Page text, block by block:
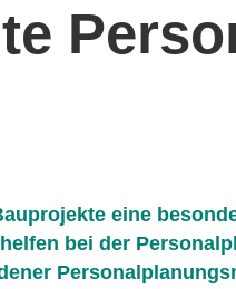
eine
bei der